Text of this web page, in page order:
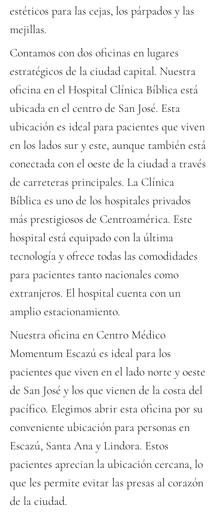
estéticos para las cejas, los párpados y las
mejillas.
Contamos con dos oficinas en lugares
estratégicos de la ciudad capital. Nuestra
oficina en el Hospital Clínica Bíblica está
ubicada en el centro de San José. Esta
ubicación es ideal para pacientes que viven
en los lados sur y este, aunque también está
conectada con el oeste de la ciudad a través
de carreteras principales. La Clínica
Bíblica es uno de los hospitales privados
más prestigiosos de Centroamérica. Este
hospital está equipado con la última
tecnología y ofrece todas las comodidades
para pacientes tanto nacionales como
extranjeros. El hospital cuenta con un
amplio estacionamiento.
Nuestra oficina en Centro Médico
Momentum Escazú es ideal para los
pacientes que viven en el lado norte y oeste
de San José y los que vienen de la costa del
pacífico. Elegimos abrir esta oficina por su
conveniente ubicación para personas en
Escazú, Santa Ana y Lindora. Estos
pacientes aprecian la ubicación cercana, lo
que les permite evitar las presas al corazón
de la ciudad.